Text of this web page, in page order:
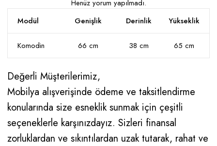
Henüz yorum yapılmadı.
Modül
Genişlik Derinlik Yükseklik
Komodin 66 cm 38 cm 65 cm
Değerli Müşterilerimiz,
Mobilya alışverişinde ödeme ve taksitlendirme
konularında size esneklik sunmak için çeşitli
seçeneklerle karşınızdayız. Sizleri finansal
zorluklardan ve sıkıntılardan uzak tutarak, rahat ve